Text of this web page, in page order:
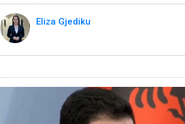
Eliza Gjediku